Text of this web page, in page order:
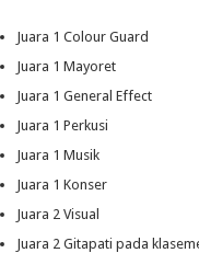
Juara 1 Colour Guard
Juara 1 Mayoret
Juara 1 General Effect
Juara 1 Perkusi
Juara 1 Musik
Juara 1 Konser
Juara 2 Visual
Juara 2 Gitapati pada